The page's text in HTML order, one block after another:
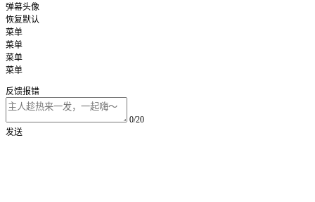
弹幕头像
恢复默认
菜单
菜单
菜单
菜单
反馈报错
0/20
发送